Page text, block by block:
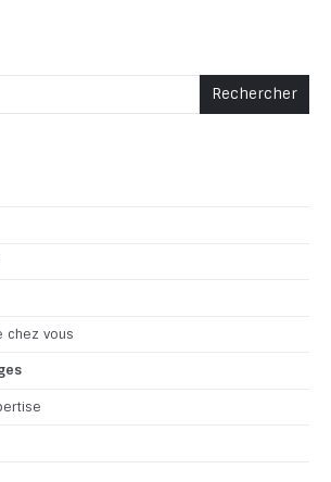
Rechercher
chez vous